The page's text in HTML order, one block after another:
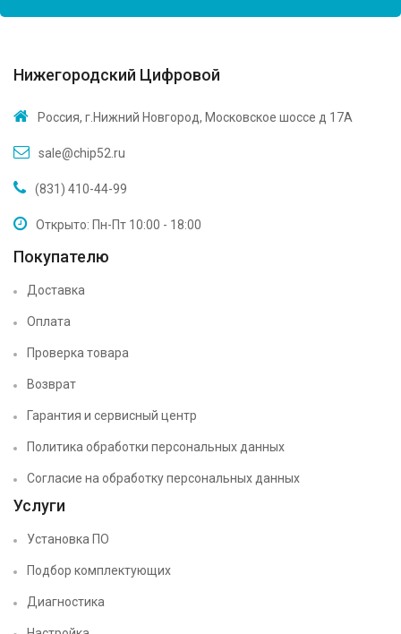
Нижегородский Цифровой
Россия, г.Нижний Новгород, Московское шоссе д 17А
sale@chip52.ru
(831) 410-44-99
Открыто: Пн-Пт 10:00 - 18:00
Покупателю
Доставка
Оплата
Проверка товара
Возврат
Гарантия и сервисный центр
Политика обработки персональных данных
Согласие на обработку персональных данных
Услуги
Установка ПО
Подбор комплектующих
Диагностика